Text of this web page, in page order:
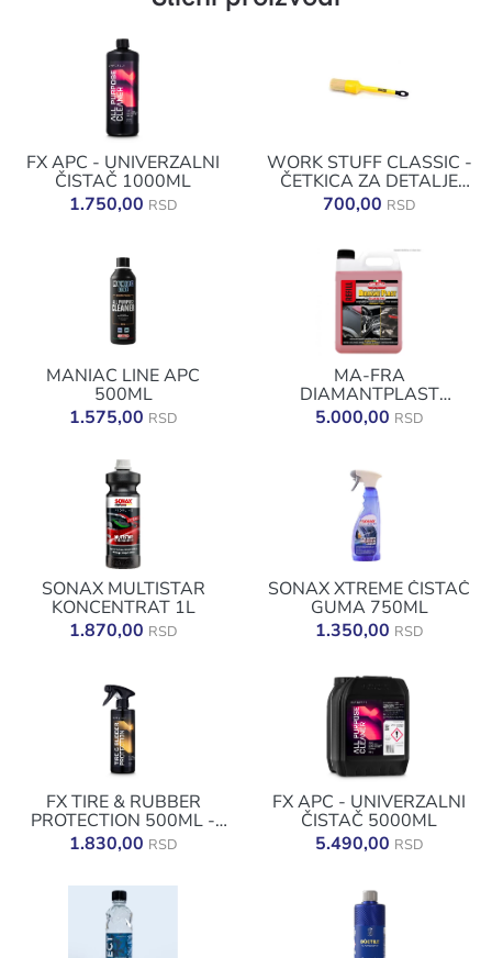
FX APC - UNIVERZALNI
ČISTAČ 1000ML
1.750,00 RSD
WORK STUFF CLASSIC -
ČETKICA ZA DETALJE
24MM
700,00 RSD
MANIAC LINE APC
500ML
1.575,00 RSD
MA-FRA
DIAMANTPLAST
DRESSING PRO 4500ML
5.000,00 RSD
SONAX MULTISTAR
KONCENTRAT 1L
1.870,00 RSD
SONAX XTREME ČISTAČ
GUMA 750ML
1.350,00 RSD
FX TIRE & RUBBER
PROTECTION 500ML -
SJAJ ZA GUME
1.830,00 RSD
FX APC - UNIVERZALNI
ČISTAČ 5000ML
5.490,00 RSD